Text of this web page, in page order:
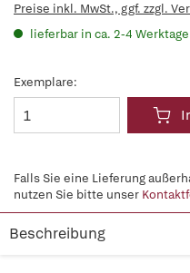
Preise inkl. MwSt., ggf. zzgl.
lieferbar in ca. 2-4
Exemplare:
Falls Sie eine Lieferung
nutzen Sie bitte unser
Beschreibung